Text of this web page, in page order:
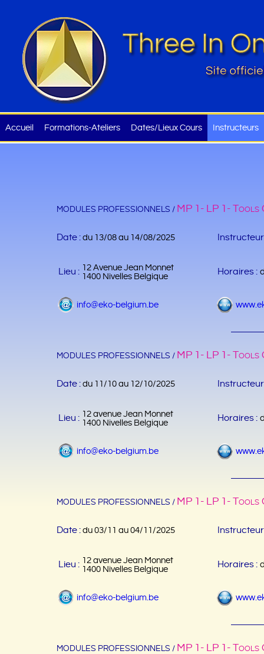
Accueil Formations-Ateliers Dates/Lieux Cours Instructeurs
MODULES PROFESSIONNELS / MP 1- LP 1- Tools
Date : du 13/08 au 14/08/2025
Lieu : 12 Avenue Jean Monnet
1400 Nivelles Belgique
Horaires :
info@eko-belgium.be
MODULES PROFESSIONNELS / MP 1- LP 1- Tools
Date : du 11/10 au 12/10/2025
Lieu : 12 avenue Jean Monnet
1400 Nivelles Belgique
Horaires :
info@eko-belgium.be
MODULES PROFESSIONNELS / MP 1- LP 1- Tools
Date : du 03/11 au 04/11/2025
Lieu : 12 avenue Jean Monnet
1400 Nivelles Belgique
Horaires :
info@eko-belgium.be
MODULES PROFESSIONNELS / MP 1- LP 1- Tools